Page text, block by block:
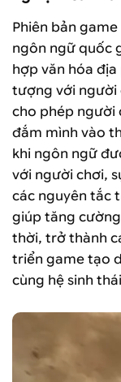
Phiên bản
ngôn ngữ quốc
hợp văn hóa
tượng với người
cho phép người
đắm mình vào
khi ngôn ngữ
với người chơi,
các nguyên tắc
giúp tăng
thời, trở thành
triển game tạo
cùng hệ sinh